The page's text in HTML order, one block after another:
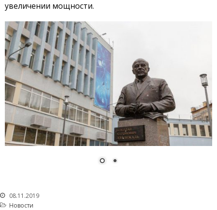
Транспортировка ЯМ,
ИИИ, РВ, РАО
Хранение ЯМ, ИИИ, РВ, РАО
Радиационный контроль
Дезактивация
Деятельность в сфере
архитектуры,
градостроительства и
увеличении мощности.
08.11.2019
Новости